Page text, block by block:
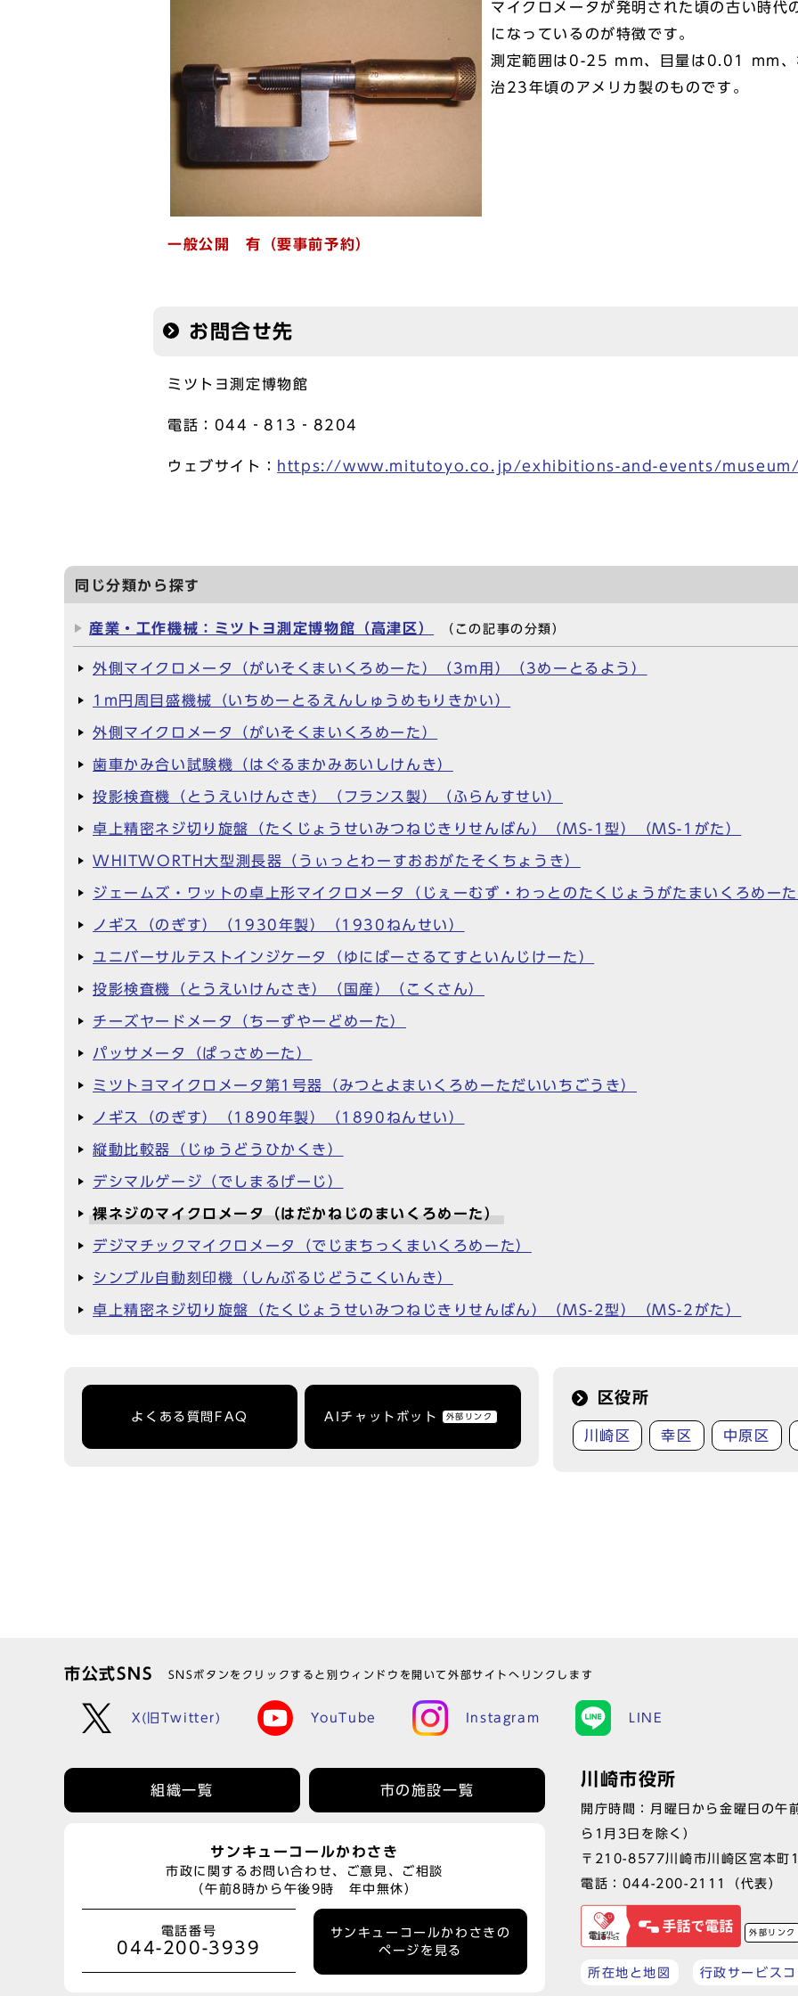
マイクロメータが発明された頃の古い時代
になっているのが特徴です。
測定範囲は0-25 mm、目量は0.01 mm、
治23年頃のアメリカ製のものです。
一般公開 有（要事前予約）
お問合せ先
ミツトヨ測定博物館
電話：044‐813‐8204
ウェブサイト： https://www.mitutoyo.co.jp/exhibitions-and-events/
同じ分類から探す
産業・工作機械：ミツトヨ測定博物館（高津区） （この記事の分類）
外側マイクロメータ（がいそくまいくろめーた）（3m用）（3めーとるよう）
1m円周目盛機械（いちめーとるえんしゅうめもりきかい）
外側マイクロメータ（がいそくまいくろめーた）
歯車かみ合い試験機（はぐるまかみあいしけんき）
投影検査機（とうえいけんさき）（フランス製）（ふらんすせい）
卓上精密ネジ切り旋盤（たくじょうせいみつねじきりせんばん）（MS-1型）（MS-1がた）
WHITWORTH大型測長器（うぃっとわーすおおがたそくちょうき）
ジェームズ・ワットの卓上形マイクロメータ（じぇーむず・わっとのたくじょうがたまいくろめー
ノギス（のぎす）（1930年製）（1930ねんせい）
ユニバーサルテストインジケータ（ゆにばーさるてすといんじけーた）
投影検査機（とうえいけんさき）（国産）（こくさん）
チーズヤードメータ（ちーずやーどめーた）
パッサメータ（ぱっさめーた）
ミツトヨマイクロメータ第1号器（みつとよまいくろめーただいいちごうき）
ノギス（のぎす）（1890年製）（1890ねんせい）
縦動比較器（じゅうどうひかくき）
デシマルゲージ（でしまるげーじ）
裸ネジのマイクロメータ（はだかねじのまいくろめーた）
デジマチックマイクロメータ（でじまちっくまいくろめーた）
シンブル自動刻印機（しんぶるじどうこくいんき）
卓上精密ネジ切り旋盤（たくじょうせいみつねじきりせんばん）（MS-2型）（MS-2がた）
よくある質問FAQ AIチャットボット 外部リンク
区役所
川崎区 幸区 中原区
市公式SNS SNSボタンをクリックすると別ウィンドウを開いて外部サイトへリンクします
X(旧Twitter) YouTube Instagram LINE
組織一覧 市の施設一覧
サンキューコールかわさき
市政に関するお問い合わせ、ご意見、ご相談
（午前8時から午後9時 年中無休）
電話番号
044-200-3939
サンキューコールかわさきの
ページを見る
川崎市役所
開庁時間：月曜日から金曜日の
ら1月3日を除く）
〒210-8577川崎市川崎区宮本町
電話： 044-200-2111 （代表）
外部リンク
所在地と地図 行政サービス